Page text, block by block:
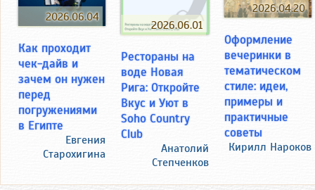
2026.06.04
Как проходит
чек-дайв и
зачем он нужен
перед
погружениями
в Египте
Евгения
Старохигина
2026.06.01
Рестораны на
воде Новая
Рига: Откройте
Вкус и Уют в
Soho Country
Club
Анатолий
Степченков
2026.04.20
Оформление
вечеринки в
тематическом
стиле: идеи,
примеры и
практичные
советы
Кирилл Нароков